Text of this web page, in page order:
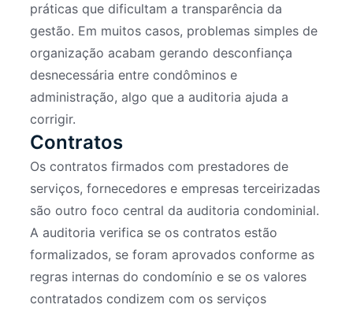
práticas que dificultam a transparência da
gestão. Em muitos casos, problemas simples de
organização acabam gerando desconfiança
desnecessária entre condôminos e
administração, algo que a auditoria ajuda a
corrigir.
Contratos
Os contratos firmados com prestadores de
serviços, fornecedores e empresas terceirizadas
são outro foco central da auditoria condominial.
A auditoria verifica se os contratos estão
formalizados, se foram aprovados conforme as
regras internas do condomínio e se os valores
contratados condizem com os serviços